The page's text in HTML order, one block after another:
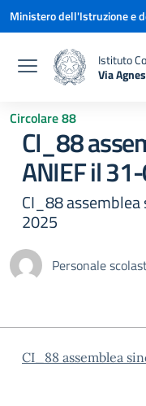
Vai ai contenuti
Vai al menu di navigazione
Vai al footer
Ministero dell'Istruzione e
Istituto
Via
— Visita
Circolare 88
CI_88
ANIEF il
CI_88
2025
Personale
CI_88 assemblea